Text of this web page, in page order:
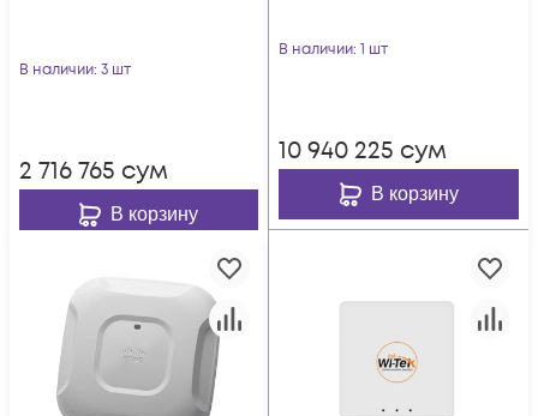
В наличии: 3 шт
2 716 765 сум
В корзину
В наличии: 1 шт
10 940 225 сум
В корзину